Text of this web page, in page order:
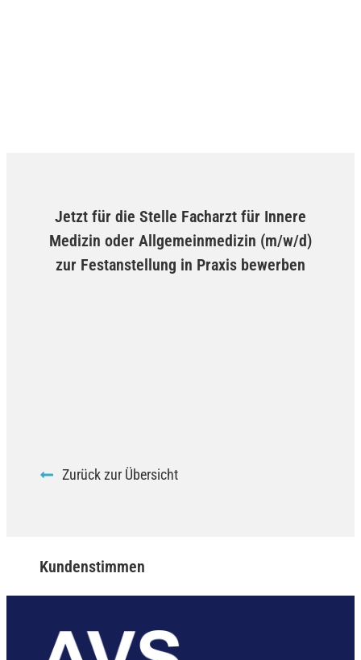
Jetzt für die Stelle Facharzt für Innere
Medizin oder Allgemeinmedizin (m/w/d)
zur Festanstellung in Praxis bewerben
Zurück zur Übersicht
Kundenstimmen